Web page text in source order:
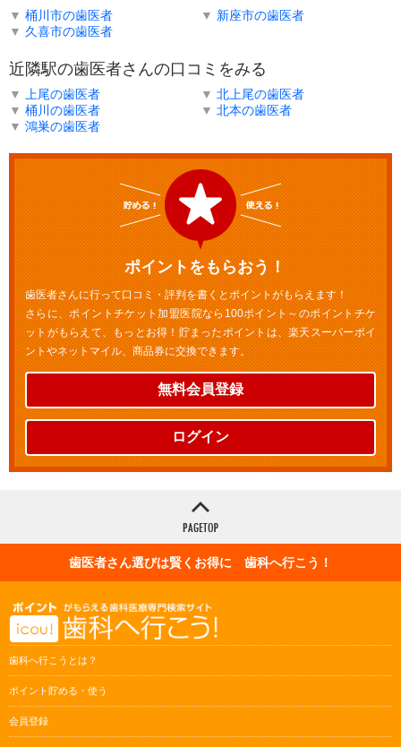
▼ 桶川市の歯医者 ▼ 新座市の歯医者
▼ 久喜市の歯医者
近隣駅の歯医者さんの口コミをみる
▼ 上尾の歯医者 ▼ 北上尾の歯医者
▼ 桶川の歯医者 ▼ 北本の歯医者
▼ 鴻巣の歯医者
ポイントをもらおう！
歯医者さんに行って口コミ・評判を書くとポイントがもらえます！
さらに、ポイントチケット加盟医院なら100ポイント～のポイントチケ
ットがもらえて、もっとお得！貯まったポイントは、楽天スーパーポイ
ントやネットマイル、商品券に交換できます。
無料会員登録
ログイン
歯医者さん選びは賢くお得に 歯科へ行こう！
歯科へ行こうとは？
ポイント貯める・使う
会員登録